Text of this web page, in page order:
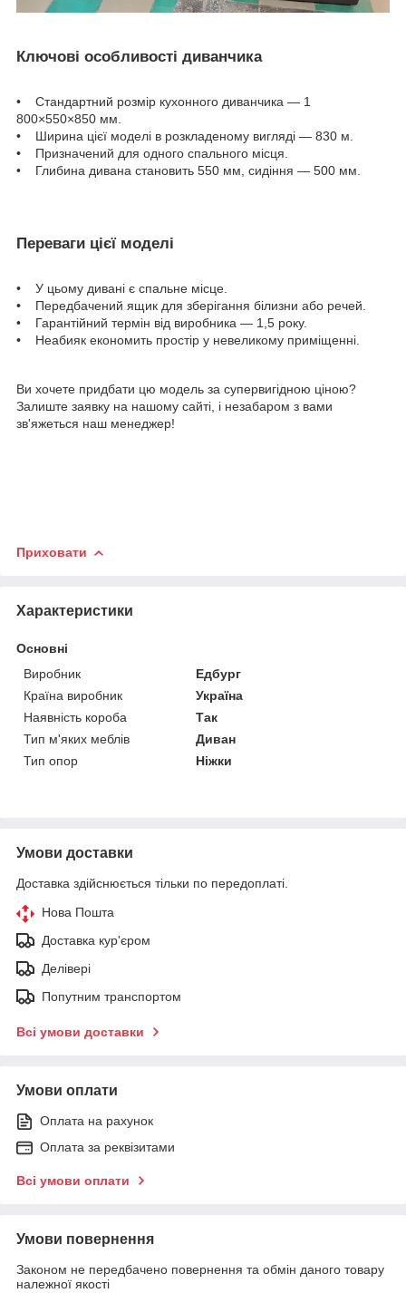
Ключові особливості диванчика
• Стандартний розмір кухонного диванчика — 1
800×550×850 мм.
• Ширина цієї моделі в розкладеному вигляді — 830 м.
• Призначений для одного спального місця.
• Глибина дивана становить 550 мм, сидіння — 500 мм.
Переваги цієї моделі
• У цьому дивані є спальне місце.
• Передбачений ящик для зберігання білизни або речей.
• Гарантійний термін від виробника — 1,5 року.
• Неабияк економить простір у невеликому приміщенні.
Ви хочете придбати цю модель за супервигідною ціною?
Залиште заявку на нашому сайті, і незабаром з вами
зв'яжеться наш менеджер!
Приховати
Характеристики
Основні
Виробник
Едбург
Країна виробник
Україна
Наявність короба
Так
Тип м'яких меблів
Диван
Тип опор
Ніжки
Умови доставки
Доставка здійснюється тільки по передоплаті.
Нова Пошта
Доставка кур'єром
Делівері
Попутним транспортом
Всі умови доставки
Умови оплати
Оплата на рахунок
Оплата за реквізитами
Всі умови оплати
Умови повернення
Законом не передбачено повернення та обмін даного товару
належної якості